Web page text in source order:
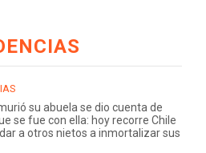
su abuela se dio cuenta de
se fue con ella: hoy recorre Chile
a otros nietos a inmortalizar sus